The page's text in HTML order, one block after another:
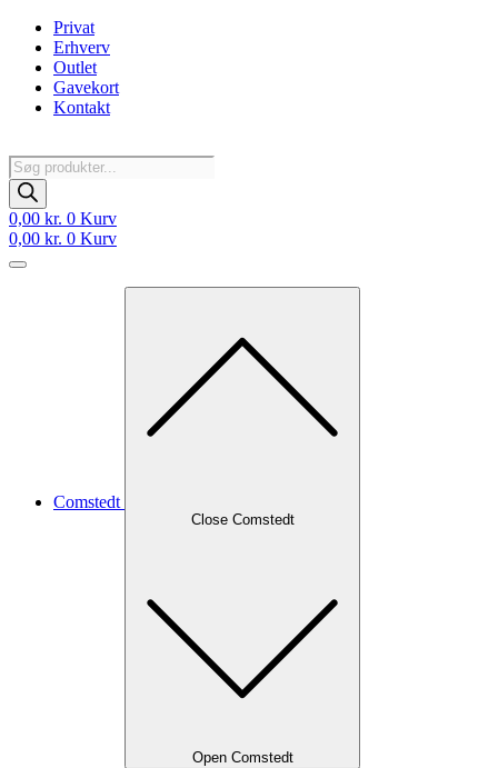
Videre
indhold
Privat
Erhverv
Outlet
Gavekort
Kontakt
Products
search
0,00 kr. 0 Kurv
0,00 kr. 0 Kurv
Comstedt
Close Comstedt
Open Comstedt